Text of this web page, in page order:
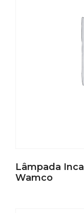
Lâmpada
Wamco